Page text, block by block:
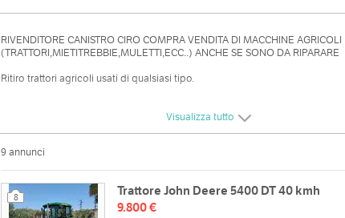
RIVENDITORE CANISTRO CIRO COMPRA VENDITA DI MACCHINE AGRICOLI
(TRATTORI,MIETITREBBIE,MULETTI,ECC..) ANCHE SE SONO DA RIPARARE
Ritiro trattori agricoli usati di qualsiasi tipo.
Visualizza tutto
9 annunci
8
Trattore John Deere 5400 DT 40 kmh
9.800 €